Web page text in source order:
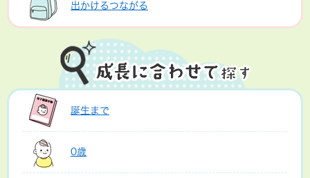
出かけるつながる
誕生まで
0歳